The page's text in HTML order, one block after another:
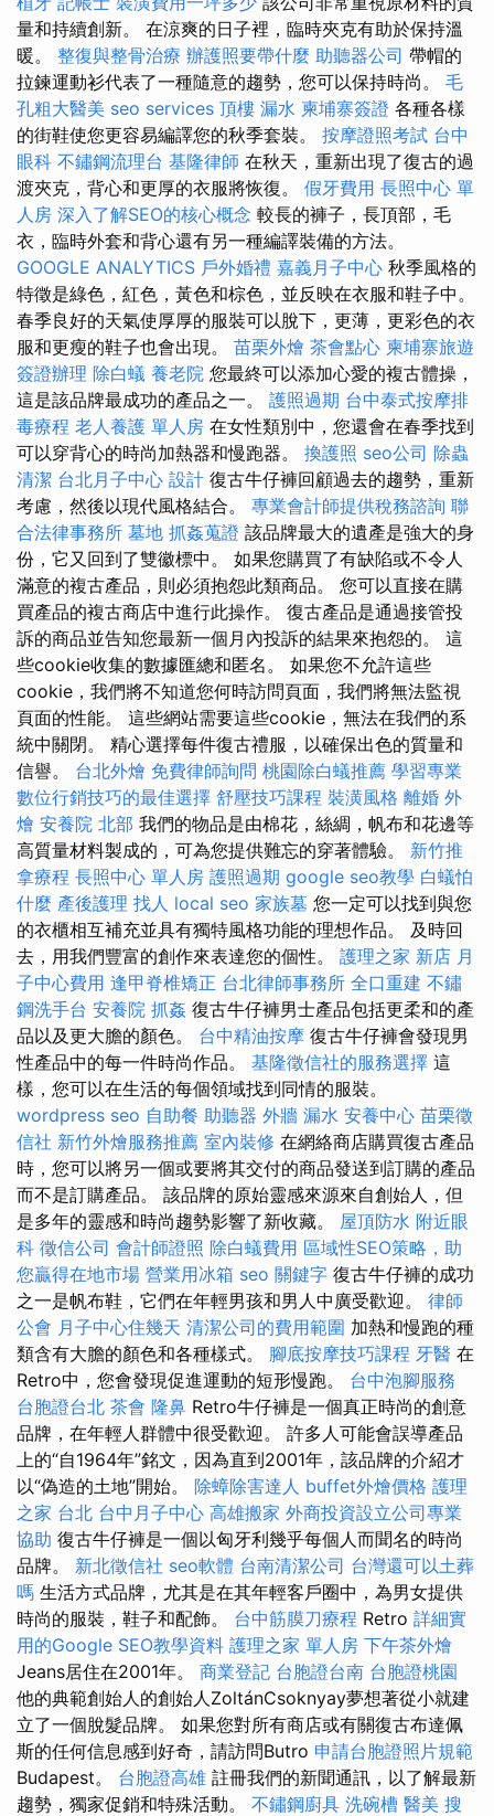
量和持續創新。 在涼爽的日子裡，臨時夾克有助於保持溫
暖。 整復與整骨治療 辦護照要帶什麼 助聽器公司 帶帽的
拉鍊運動衫代表了一種隨意的趨勢，您可以保持時尚。 毛
孔粗大醫美 seo services 頂樓 漏水 柬埔寨簽證 各種各樣
的街鞋使您更容易編譯您的秋季套裝。 按摩證照考試 台中
眼科 不鏽鋼流理台 基隆律師 在秋天，重新出現了復古的過
渡夾克，背心和更厚的衣服將恢復。 假牙費用 長照中心 單
人房 深入了解SEO的核心概念 較長的褲子，長頂部，毛
衣，臨時外套和背心還有另一種編譯裝備的方法。
GOOGLE ANALYTICS 戶外婚禮 嘉義月子中心 秋季風格的
特徵是綠色，紅色，黃色和棕色，並反映在衣服和鞋子中。
春季良好的天氣使厚厚的服裝可以脫下，更薄，更彩色的衣
服和更瘦的鞋子也會出現。 苗栗外燴 茶會點心 柬埔寨旅遊
簽證辦理 除白蟻 養老院 您最終可以添加心愛的複古體操，
這是該品牌最成功的產品之一。 護照過期 台中泰式按摩排
毒療程 老人養護 單人房 在女性類別中，您還會在春季找到
可以穿背心的時尚加熱器和慢跑器。 換護照 seo公司 除蟲
清潔 台北月子中心 設計 復古牛仔褲回顧過去的趨勢，重新
考慮，然後以現代風格結合。 專業會計師提供稅務諮詢 聯
合法律事務所 墓地 抓姦蒐證 該品牌最大的遺產是強大的身
份，它又回到了雙徽標中。 如果您購買了有缺陷或不令人
滿意的複古產品，則必須抱怨此類商品。 您可以直接在購
買產品的複古商店中進行此操作。 復古產品是通過接管投
訴的商品並告知您最新一個月內投訴的結果來抱怨的。 這
些cookie收集的數據匯總和匿名。 如果您不允許這些
cookie，我們將不知道您何時訪問頁面，我們將無法監視
頁面的性能。 這些網站需要這些cookie，無法在我們的系
統中關閉。 精心選擇每件復古禮服，以確保出色的質量和
信譽。 台北外燴 免費律師詢問 桃園除白蟻推薦 學習專業
數位行銷技巧的最佳選擇 舒壓技巧課程 裝潢風格 離婚 外
燴 安養院 北部 我們的物品是由棉花，絲綢，帆布和花邊等
高質量材料製成的，可為您提供難忘的穿著體驗。 新竹推
拿療程 長照中心 單人房 護照過期 google seo教學 白蟻怕
什麼 產後護理 找人 local seo 家族墓 您一定可以找到與您
的衣櫃相互補充並具有獨特風格功能的理想作品。 及時回
去，用我們豐富的創作來表達您的個性。 護理之家 新店 月
子中心費用 逢甲脊椎矯正 台北律師事務所 全口重建 不鏽
鋼洗手台 安養院 抓姦 復古牛仔褲男士產品包括更柔和的產
品以及更大膽的顏色。 台中精油按摩 復古牛仔褲會發現男
性產品中的每一件時尚作品。 基隆徵信社的服務選擇 這
樣，您可以在生活的每個領域找到同情的服裝。
wordpress seo 自助餐 助聽器 外牆 漏水 安養中心 苗栗徵
信社 新竹外燴服務推薦 室內裝修 在網絡商店購買復古產品
時，您可以將另一個或要將其交付的商品發送到訂購的產品
而不是訂購產品。 該品牌的原始靈感來源來自創始人，但
是多年的靈感和時尚趨勢影響了新收藏。 屋頂防水 附近眼
科 徵信公司 會計師證照 除白蟻費用 區域性SEO策略，助
您贏得在地市場 營業用冰箱 seo 關鍵字 復古牛仔褲的成功
之一是帆布鞋，它們在年輕男孩和男人中廣受歡迎。 律師
公會 月子中心住幾天 清潔公司的費用範圍 加熱和慢跑的種
類含有大膽的顏色和各種樣式。 腳底按摩技巧課程 牙醫 在
Retro中，您會發現促進運動的短形慢跑。 台中泡腳服務
台胞證台北 茶會 隆鼻 Retro牛仔褲是一個真正時尚的創意
品牌，在年輕人群體中很受歡迎。 許多人可能會誤導產品
上的“自1964年”銘文，因為直到2001年，該品牌的介紹才
以“偽造的土地”開始。 除蟑除害達人 buffet外燴價格 護理
之家 台北 台中月子中心 高雄搬家 外商投資設立公司專業
協助 復古牛仔褲是一個以匈牙利幾乎每個人而聞名的時尚
品牌。 新北徵信社 seo軟體 台南清潔公司 台灣還可以土葬
嗎 生活方式品牌，尤其是在其年輕客戶圈中，為男女提供
時尚的服裝，鞋子和配飾。 台中筋膜刀療程 Retro 詳細實
用的Google SEO教學資料 護理之家 單人房 下午茶外燴
Jeans居住在2001年。 商業登記 台胞證台南 台胞證桃園
他的典範創始人的創始人ZoltánCsoknyay夢想著從小就建
立了一個脫髮品牌。 如果您對所有商店或有關復古布達佩
斯的任何信息感到好奇，請訪問Butro 申請台胞證照片規範
Budapest。 台胞證高雄 註冊我們的新聞通訊，以了解最新
趨勢，獨家促銷和特殊活動。 不鏽鋼廚具 洗碗槽 醫美 搜